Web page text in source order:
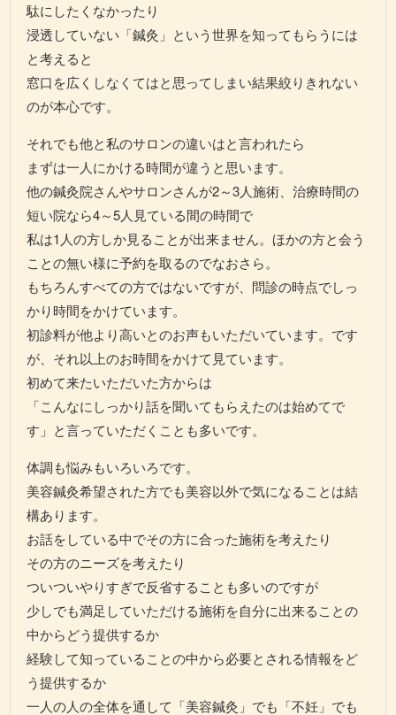
駄にしたくなかったり
浸透していない「鍼灸」という世界を知ってもらうには
と考えると
窓口を広くしなくてはと思ってしまい結果絞りきれない
のが本心です。
それでも他と私のサロンの違いはと言われたら
まずは一人にかける時間が違うと思います。
他の鍼灸院さんやサロンさんが2～3人施術、治療時間の
短い院なら4～5人見ている間の時間で
私は1人の方しか見ることが出来ません。ほかの方と会う
ことの無い様に予約を取るのでなおさら。
もちろんすべての方ではないですが、問診の時点でしっ
かり時間をかけています。
初診料が他より高いとのお声もいただいています。です
が、それ以上のお時間をかけて見ています。
初めて来たいただいた方からは
「こんなにしっかり話を聞いてもらえたのは始めてで
す」と言っていただくことも多いです。
体調も悩みもいろいろです。
美容鍼灸希望された方でも美容以外で気になることは結
構あります。
お話をしている中でその方に合った施術を考えたり
その方のニーズを考えたり
ついついやりすぎで反省することも多いのですが
少しでも満足していただける施術を自分に出来ることの
中からどう提供するか
経験して知っていることの中から必要とされる情報をど
う提供するか
一人の人の全体を通して「美容鍼灸」でも「不妊」でも